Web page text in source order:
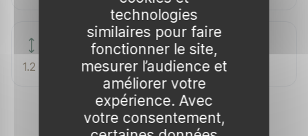
Hauteur adulte
1.2 m
technologies
similaires pour faire
fonctionner le site,
mesurer l’audience et
améliorer votre
expérience. Avec
votre consentement,